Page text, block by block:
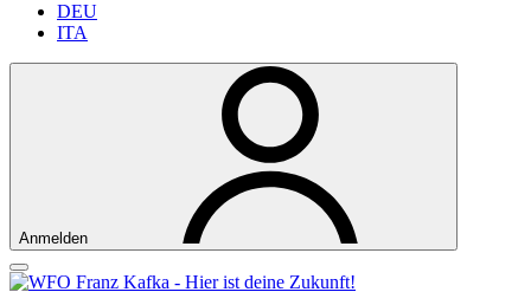
DEU
ITA
Anmelden